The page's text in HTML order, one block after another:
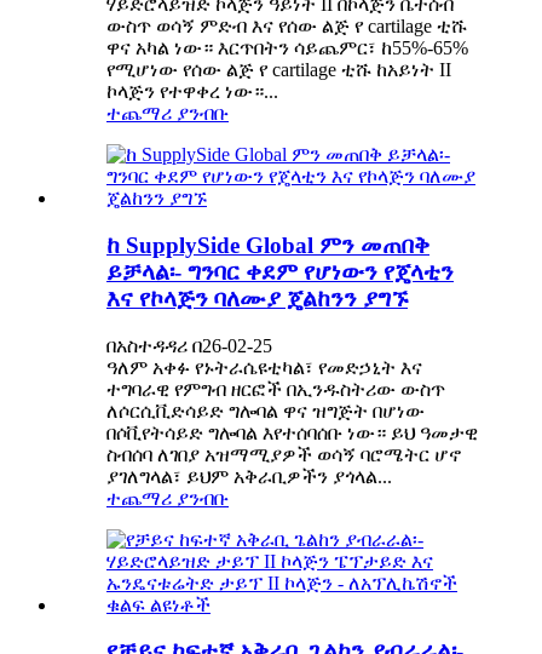
ሃይድሮላይዝድ ኮላጅን ዓይነት II በኮላጅን ቤተሰብ
ውስጥ ወሳኝ ምድብ እና የሰው ልጅ የ cartilage ቲሹ
ዋና አካል ነው። እርጥበትን ሳይጨምር፣ ከ55%-65%
የሚሆነው የሰው ልጅ የ cartilage ቲሹ ከአይነት II
ኮላጅን የተዋቀረ ነው።...
ተጨማሪ ያንብቡ
ከ SupplySide Global ምን መጠበቅ
ይቻላል፡- ግንባር ቀደም የሆነውን የጄላቲን
እና የኮላጅን ባለሙያ ጄልከንን ያግኙ
በአስተዳዳሪ በ26-02-25
ዓለም አቀፉ የኑትራሴዩቲካል፣ የመድኃኒት እና
ተግባራዊ የምግብ ዘርፎች በኢንዱስትሪው ውስጥ
ለሶርሲቪድሳይድ ግሎባል ዋና ዝግጅት በሆነው
በሶቪየትሳይድ ግሎባል እየተሰባሰቡ ነው። ይህ ዓመታዊ
ስብሰባ ለገበያ አዝማሚያዎች ወሳኝ ባሮሜትር ሆኖ
ያገለግላል፣ ይህም አቅራቢዎችን ያጎላል...
ተጨማሪ ያንብቡ